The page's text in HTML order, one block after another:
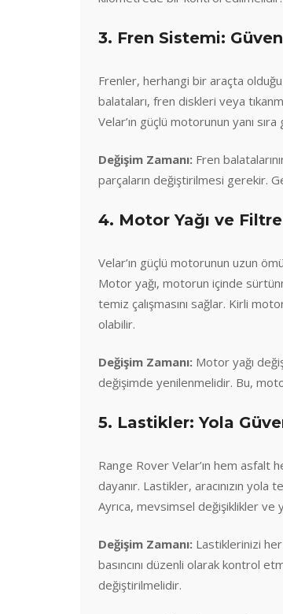
3. Fren Sistemi:
Frenler, herhangi bir araçta
balataları, fren diskleri veya
Velar’ın güçlü motorunun yanı
Değişim Zamanı: Fren
parçaların değiştirilmesi gerekir.
4. Motor Yağı ve
Velar’ın güçlü motorunun uzun
Motor yağı, motorun içinde
temiz çalışmasını sağlar. Kirli
olabilir.
Değişim Zamanı: Motor yağı
değişimde yenilenmelidir. Bu,
5. Lastikler: Yola
Range Rover Velar’ın hem
dayanır. Lastikler, aracınızın
Ayrıca, mevsimsel değişiklikler ve
Değişim Zamanı: Lastiklerinizi
basıncını düzenli olarak kontrol
değiştirilmelidir.